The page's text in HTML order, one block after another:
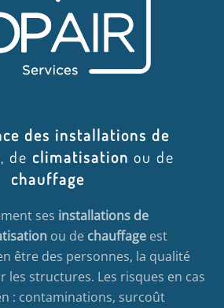
des installations de
, de climatisation ou de
chauffage
ses installations de
ou de chauffage est
être des personnes, la qualité
les structures. Les risques en cas
: contaminations, surcoût